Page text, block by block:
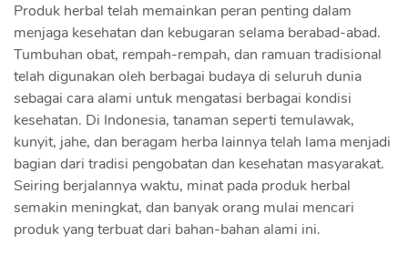
Produk herbal telah memainkan peran penting dalam
menjaga kesehatan dan kebugaran selama berabad-abad.
Tumbuhan obat, rempah-rempah, dan ramuan tradisional
telah digunakan oleh berbagai budaya di seluruh dunia
sebagai cara alami untuk mengatasi berbagai kondisi
kesehatan. Di Indonesia, tanaman seperti temulawak,
kunyit, jahe, dan beragam herba lainnya telah lama menjadi
bagian dari tradisi pengobatan dan kesehatan masyarakat.
Seiring berjalannya waktu, minat pada produk herbal
semakin meningkat, dan banyak orang mulai mencari
produk yang terbuat dari bahan-bahan alami ini.